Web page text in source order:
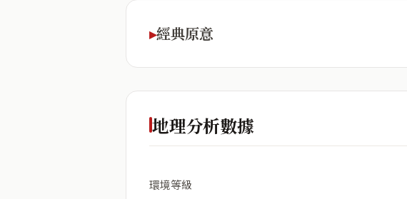
經典原意
地理分析數據
環境等級